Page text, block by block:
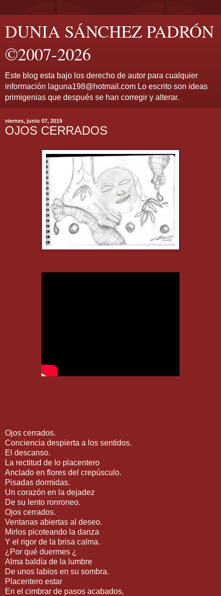
DUNIA SÁNCHEZ PADRÓN
©2007-2026
Este blog esta bajo los derecho de autor para cualquier
información laguna198@hotmail.com Lo escrito son ideas
primigenias que después se han corregir y alterar.
viernes, junio 07, 2019
OJOS CERRADOS
Ojos cerrados.
Conciencia despierta a los sentidos.
El descanso.
La rectitud de lo placentero
Anclado en flores del crepúsculo.
Pisadas dormidas.
Un corazón en la dejadez
De su lento ronroneo.
Ojos cerrados.
Ventanas abiertas al deseo.
Mirlos picoteando la danza
Y el rigor de la brisa calma.
¿Por qué duermes ¿
Alma baldía de la lumbre
De unos labios en su sombra.
Placentero estar
En el cimbrar de pasos acabados,